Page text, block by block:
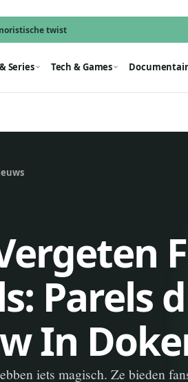
twist
Series Tech & Games
Parels
In
iets magisch. Ze bieden